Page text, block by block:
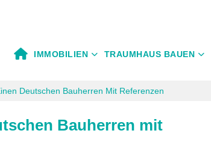
IMMOBILIEN TRAUMHAUS BAUEN
Deutschen Bauherren Mit Referenzen
Bauherren mit